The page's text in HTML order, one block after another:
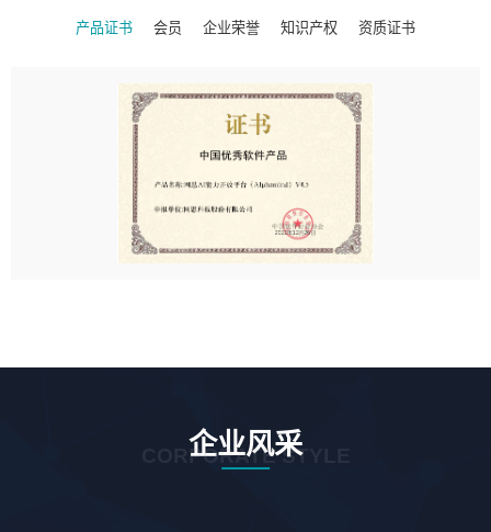
产品证书 会员 企业荣誉 知识产权 资质证书
企业风采
CORPORATE STYLE